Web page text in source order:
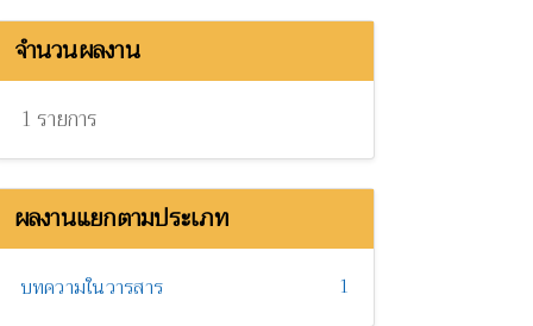
จำนวนผลงาน
1 รายการ
ผลงานแยกตามประเภท
บทความในวารสาร 1